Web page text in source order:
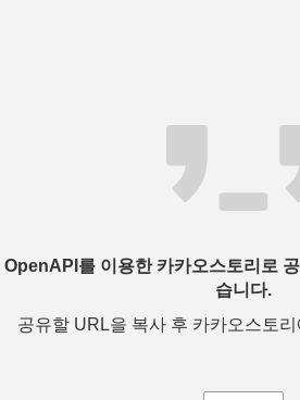
OpenAPI를 이용한 카카오스토리로
습니다.
공유할 URL을 복사 후 카카오스토